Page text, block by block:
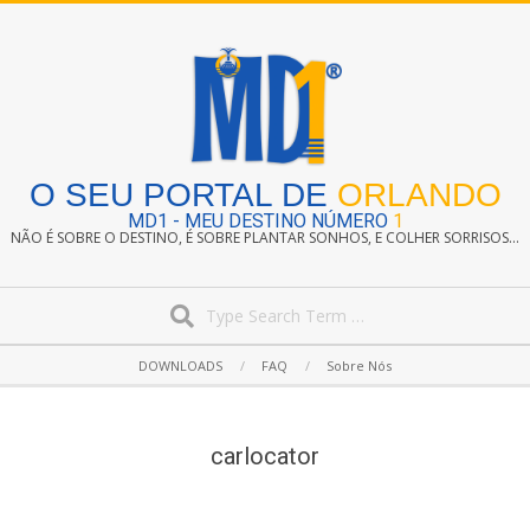
O SEU PORTAL DE ORLANDO
MD1 - MEU DESTINO NÚMERO 1
NÃO É SOBRE O DESTINO, É SOBRE PLANTAR SONHOS, E COLHER SORRISOS...
Navigation
DOWNLOADS FAQ Sobre Nós
carlocator